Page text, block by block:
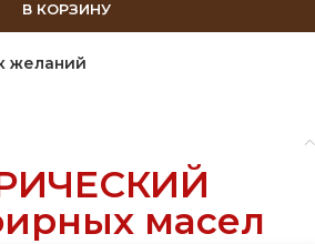
В КОРЗИНУ
желаний
масел